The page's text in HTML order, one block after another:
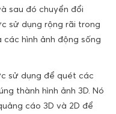
sau đó chuyển đổi
sử dụng rộng rãi trong
hình ảnh động sống
sử dụng để quét các
thành hình ảnh 3D. Nó
cáo 3D và 2D để